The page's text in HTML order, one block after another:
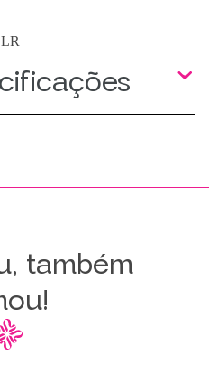
também